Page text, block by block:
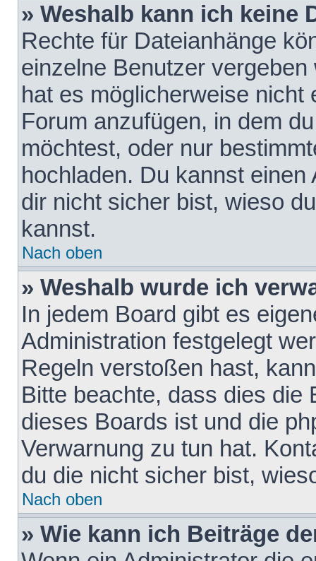
» Weshalb kann ich keine
Rechte für Dateianhänge
einzelne Benutzer
hat es möglicherweise nicht
Forum anzufügen, in dem
möchtest, oder nur
hochladen. Du kannst
dir nicht sicher bist, wieso
kannst.
Nach oben
» Weshalb wurde ich
In jedem Board gibt es
Administration festgelegt
Regeln verstoßen hast,
Bitte beachte, dass dies die
dieses Boards ist und die
Verwarnung zu tun hat.
du die nicht sicher bist,
Nach oben
» Wie kann ich Beiträge